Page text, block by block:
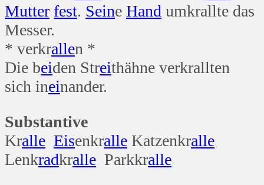
Mutter fest. Seine Hand umkrallte das
Messer.
* verkrallen *
Die beiden Streithähne verkrallten
sich ineinander.
Substantive
Kralle Eisenkralle Katzenkralle
Lenkradkralle Parkkralle